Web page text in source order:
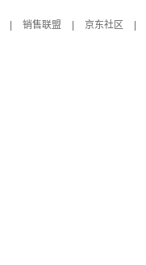
销售联盟 京东社区